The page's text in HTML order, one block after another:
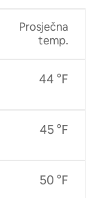
Prosječna
temp.
44 °F
45 °F
50 °F